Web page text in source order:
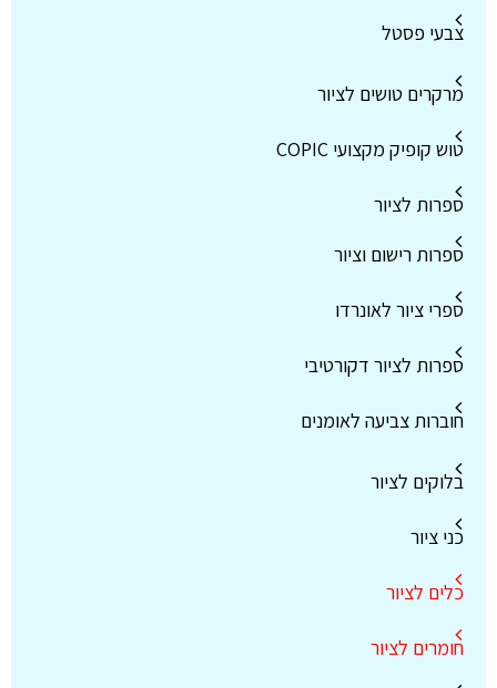
צבעי פסטל
מרקרים טושים לציור
טוש קופיק מקצועי COPIC
ספרות לציור
ספרות רישום וציור
ספרי ציור לאונרדו
ספרות לציור דקורטיבי
חוברות צביעה לאומנים
בלוקים לציור
כני ציור
כלים לציור
חומרים לציור